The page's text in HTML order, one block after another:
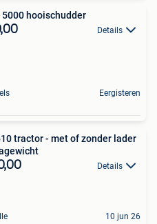
5000 hooischudder
Details
Eergisteren
tractor - met of zonder lader
Details
10 jun 26